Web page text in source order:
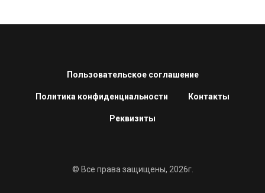
Пользовательское соглашение
Политика конфиденциальности Контакты
Реквизиты
© Все права защищены, 2026г.